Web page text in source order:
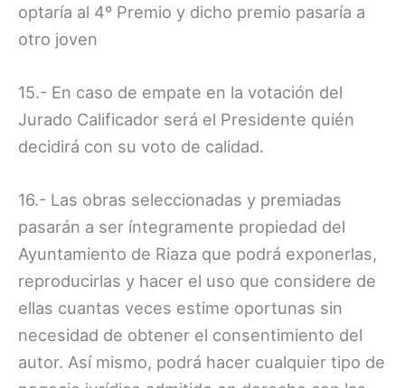
optaría al 4º Premio y dicho premio pasaría a
otro joven
15.- En caso de empate en la votación del
Jurado Calificador será el Presidente quién
decidirá con su voto de calidad.
16.- Las obras seleccionadas y premiadas
pasarán a ser íntegramente propiedad del
Ayuntamiento de Riaza que podrá exponerlas,
reproducirlas y hacer el uso que considere de
ellas cuantas veces estime oportunas sin
necesidad de obtener el consentimiento del
autor. Así mismo, podrá hacer cualquier tipo de